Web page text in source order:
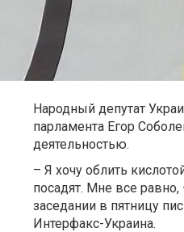
Народный депутат
парламента Егор
деятельностью.
– Я хочу облить
посадят. Мне все
заседании в пятницу
Интерфакс-Украина.